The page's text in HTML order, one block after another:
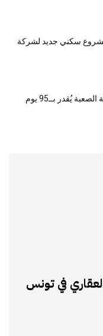
سكني جديد لشركة
احتياطي تونس من العملة الصعبة يُقدر بــ95 يوم
في تونس